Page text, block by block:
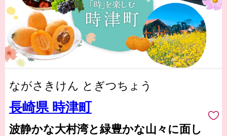
ながさきけん とぎつちょう
長崎県 時津町
波静かな大村湾と緑豊かな山々に面し